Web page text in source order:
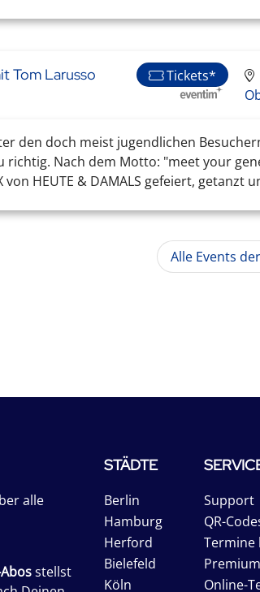
Tom Larusso Tickets*
den doch meist jugendlichen
Nach dem Motto: "meet your
von HEUTE & DAMALS gefeiert,
Alle Events
alle
stellst
STÄDTE
Berlin
Hamburg
Herford
Bielefeld
Köln
Support
QR-
Termine
Online-